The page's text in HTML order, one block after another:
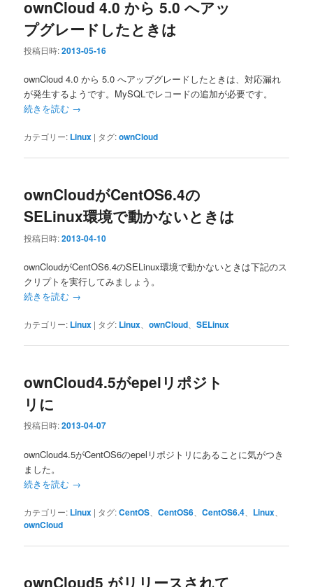
ownCloud 4.0 から 5.0 へアッ
プグレードしたときは
投稿日時:2013-05-16
ownCloud 4.0 から 5.0 へアップグレードしたときは、対応漏れ
が発生するようです。MySQLでレコードの追加が必要です。
続きを読む →
カテゴリー: Linux | タグ:ownCloud
ownCloudがCentOS6.4の
SELinux環境で動かないときは
投稿日時:2013-04-10
ownCloudがCentOS6.4のSELinux環境で動かないときは下記のス
クリプトを実行してみましょう。
続きを読む →
カテゴリー: Linux | タグ: Linux 、ownCloud 、SELinux
ownCloud4.5がepelリポジト
リに
投稿日時:2013-04-07
ownCloud4.5がCentOS6のepelリポジトリにあることに気がつき
ました。
続きを読む →
カテゴリー: Linux | タグ:CentOS 、CentOS6 、CentOS6.4 Linux
ownCloud
ownCloud5 がリリースされて